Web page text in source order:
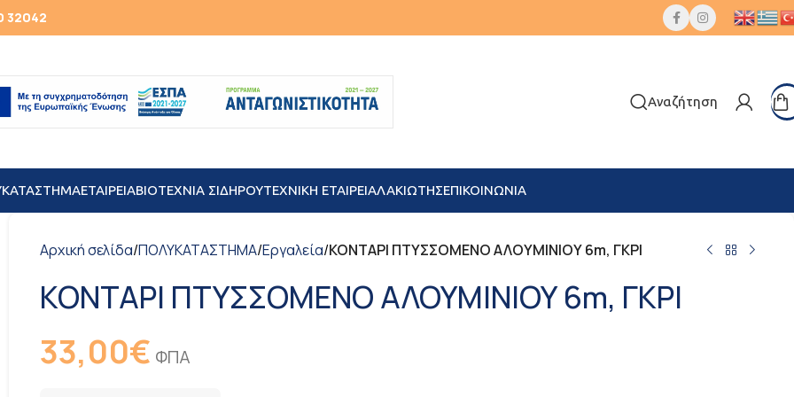
32042
Αναζήτηση
ΕΤΑΙΡΕΙΑΒΙΟΤΕΧΝΙΑ ΣΙΔΗΡΟΥTEXNIKH ΕΤΑΙΡΕΙΑΛΑΚΙΩΤΗΣΕΠΙΚΟΙΝΩΝΙΑ
Αρχική σελίδα/ΠΟΛΥΚΑΤΑΣΤΗΜΑ/Εργαλεία/ΚΟΝΤΑΡΙ ΠΤΥΣΣΟΜΕΝΟ ΑΛΟΥΜΙΝΙΟΥ 6m, ΓΚΡΙ
ΚΟΝΤΑΡΙ ΠΤΥΣΣΟΜΕΝΟ ΑΛΟΥΜΙΝΙΟΥ 6m, ΓΚΡΙ
33,00€ ΦΠΑ